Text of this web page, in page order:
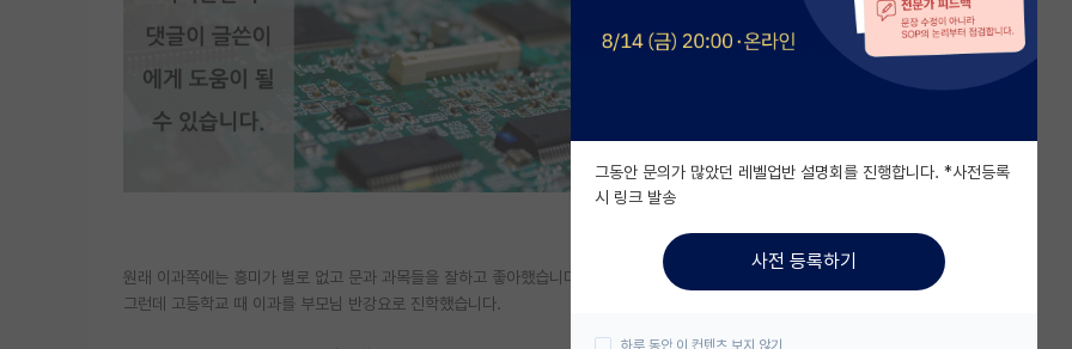
원래 이과쪽에는 흥미가 별로 없고 문과 과목들을 잘하고 좋아했습니다.
그런데 고등학교 때 이과를 부모님 반강요로 진학했습니다.
그동안 문의가 많았던 레벨업반 설명회를 진행합니다. *사전등록
시 링크 발송
사전 등록하기